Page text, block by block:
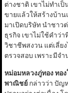
ต่างชาติ เขาไม่ทำเ
ขายแล้วให้สร้างบ้าน
มาเปิดบริษัท นำชาว
ธุรกิจ เขาไม่ใช้คำว่
วิชาชีพสงวน แต่เลี่ย
ตรวจสอบ เพราะมีจ
หม่อมหลวงภู่ทอง ทอ
พาณิชย์กล่าวว่า ปัญ